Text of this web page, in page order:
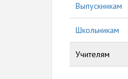
Выпускникам
Школьникам
Учителям